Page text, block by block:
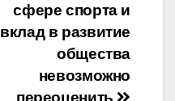
сфере спорта и
вклад в развитие
общества
невозможно
переоценить